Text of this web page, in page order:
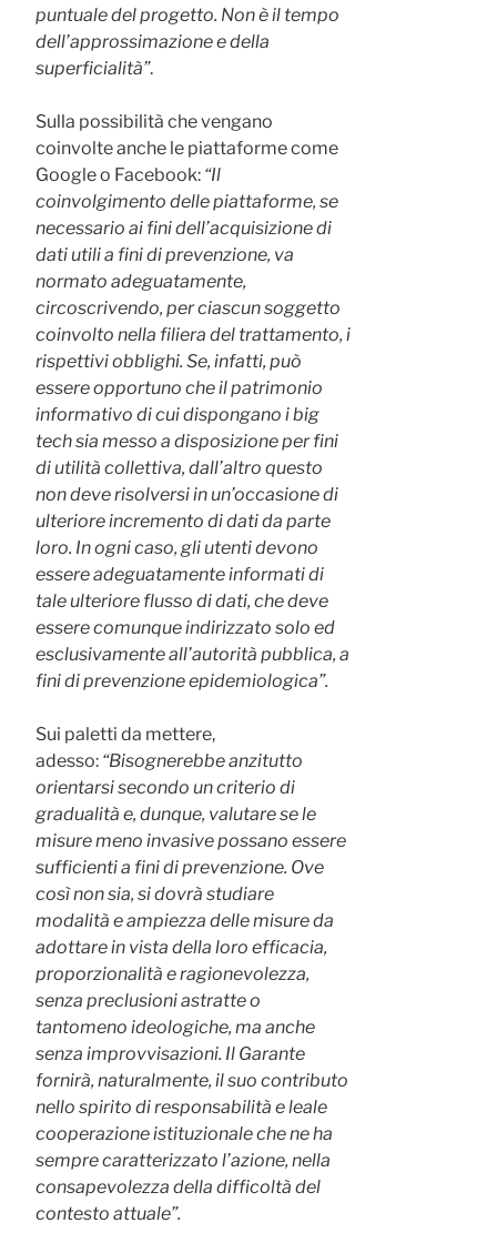
puntuale del progetto. Non è il tempo
dell’approssimazione e della
superficialità”.
Sulla possibilità che vengano
coinvolte anche le piattaforme come
Google o Facebook: “Il
coinvolgimento delle piattaforme, se
necessario ai fini dell’acquisizione di
dati utili a fini di prevenzione, va
normato adeguatamente,
circoscrivendo, per ciascun soggetto
coinvolto nella filiera del trattamento, i
rispettivi obblighi. Se, infatti, può
essere opportuno che il patrimonio
informativo di cui dispongano i big
tech sia messo a disposizione per fini
di utilità collettiva, dall’altro questo
non deve risolversi in un’occasione di
ulteriore incremento di dati da parte
loro. In ogni caso, gli utenti devono
essere adeguatamente informati di
tale ulteriore flusso di dati, che deve
essere comunque indirizzato solo ed
esclusivamente all’autorità pubblica, a
fini di prevenzione epidemiologica”.
Sui paletti da mettere,
adesso: “Bisognerebbe anzitutto
orientarsi secondo un criterio di
gradualità e, dunque, valutare se le
misure meno invasive possano essere
sufficienti a fini di prevenzione. Ove
così non sia, si dovrà studiare
modalità e ampiezza delle misure da
adottare in vista della loro efficacia,
proporzionalità e ragionevolezza,
senza preclusioni astratte o
tantomeno ideologiche, ma anche
senza improvvisazioni. Il Garante
fornirà, naturalmente, il suo contributo
nello spirito di responsabilità e leale
cooperazione istituzionale che ne ha
sempre caratterizzato l’azione, nella
consapevolezza della difficoltà del
contesto attuale”.